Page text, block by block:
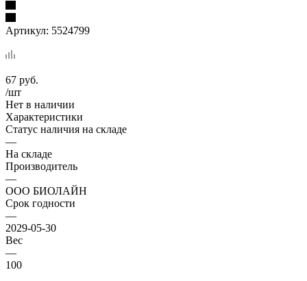
Артикул: 5524799
67 руб.
/шт
Нет в наличии
Характеристики
Статус наличия на складе
—
На складе
Производитель
—
ООО БИОЛАЙН
Срок годности
—
2029-05-30
Вес
—
100